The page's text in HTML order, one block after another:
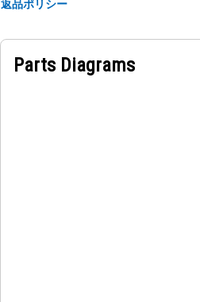
返品ポリシー
Parts Diagrams